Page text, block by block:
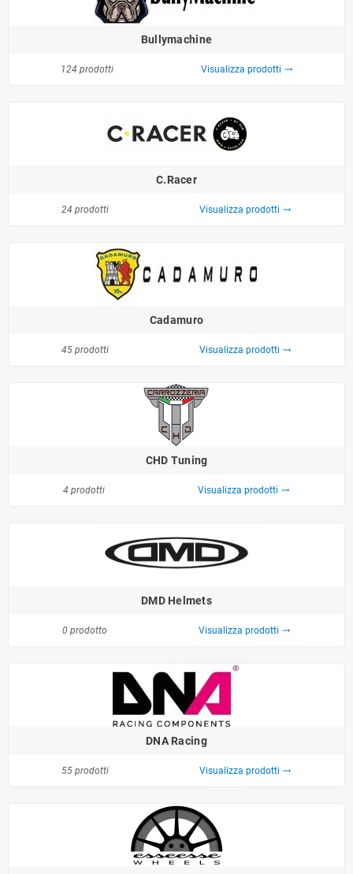
Bullymachine
124 prodotti Visualizza prodotti trending_flat
C.Racer
24 prodotti Visualizza prodotti trending_flat
Cadamuro
45 prodotti Visualizza prodotti trending_flat
CHD Tuning
4 prodotti Visualizza prodotti trending_flat
DMD Helmets
0 prodotto Visualizza prodotti trending_flat
DNA Racing
55 prodotti Visualizza prodotti trending_flat